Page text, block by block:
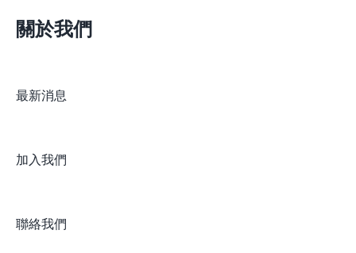
關於我們
最新消息
加入我們
聯絡我們